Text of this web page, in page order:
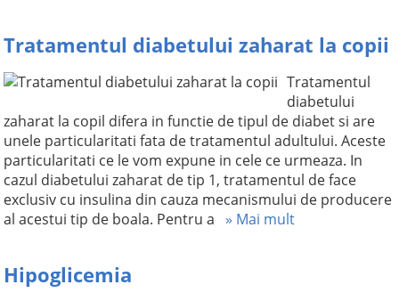
Tratamentul diabetului zaharat la copii
Tratamentul
diabetului
zaharat la copil difera in functie de tipul de diabet si are
unele particularitati fata de tratamentul adultului. Aceste
particularitati ce le vom expune in cele ce urmeaza. In
cazul diabetului zaharat de tip 1, tratamentul de face
exclusiv cu insulina din cauza mecanismului de producere
al acestui tip de boala. Pentru a » Mai mult
Hipoglicemia